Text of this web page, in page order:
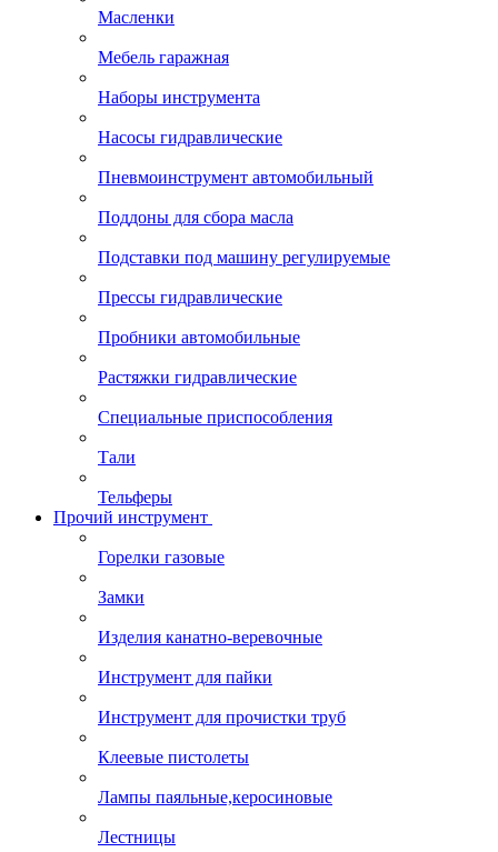
Масленки
Мебель гаражная
Наборы инструмента
Насосы гидравлические
Пневмоинструмент автомобильный
Поддоны для сбора масла
Подставки под машину регулируемые
Прессы гидравлические
Пробники автомобильные
Растяжки гидравлические
Специальные приспособления
Тали
Тельферы
Прочий инструмент
Горелки газовые
Замки
Изделия канатно-веревочные
Инструмент для пайки
Инструмент для прочистки труб
Клеевые пистолеты
Лампы паяльные,керосиновые
Лестницы